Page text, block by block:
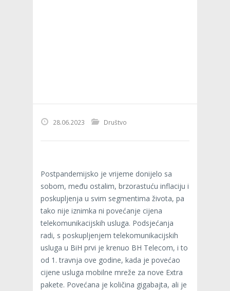
28.06.2023 Društvo
Postpandemijsko je vrijeme donijelo sa
sobom, među ostalim, brzorastuću inflaciju i
poskupljenja u svim segmentima života, pa
tako nije iznimka ni povećanje cijena
telekomunikacijskih usluga. Podsjećanja
radi, s poskupljenjem telekomunikacijskih
usluga u BiH prvi je krenuo BH Telecom, i to
od 1. travnja ove godine, kada je povećao
cijene usluga mobilne mreže za nove Extra
pakete. Povećana je količina gigabajta, ali je